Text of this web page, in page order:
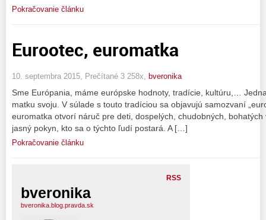
Pokračovanie článku
Eurootec, euromatka
10. septembra 2015, Prečítané 3 258x, bveronika
Sme Európania, máme európske hodnoty, tradície, kultúru,…
matku svoju. V súlade s touto tradíciou sa objavujú samozvaní
euromatka otvorí náruč pre deti, dospelých, chudobných,
jasný pokyn, kto sa o týchto ľudí postará. A […]
Pokračovanie článku
RSS
bveronika
bveronika.blog.pravda.sk